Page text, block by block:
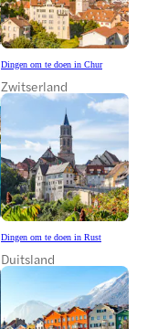
Dingen om te doen in Chur
Zwitserland
Dingen om te doen in Rust
Duitsland